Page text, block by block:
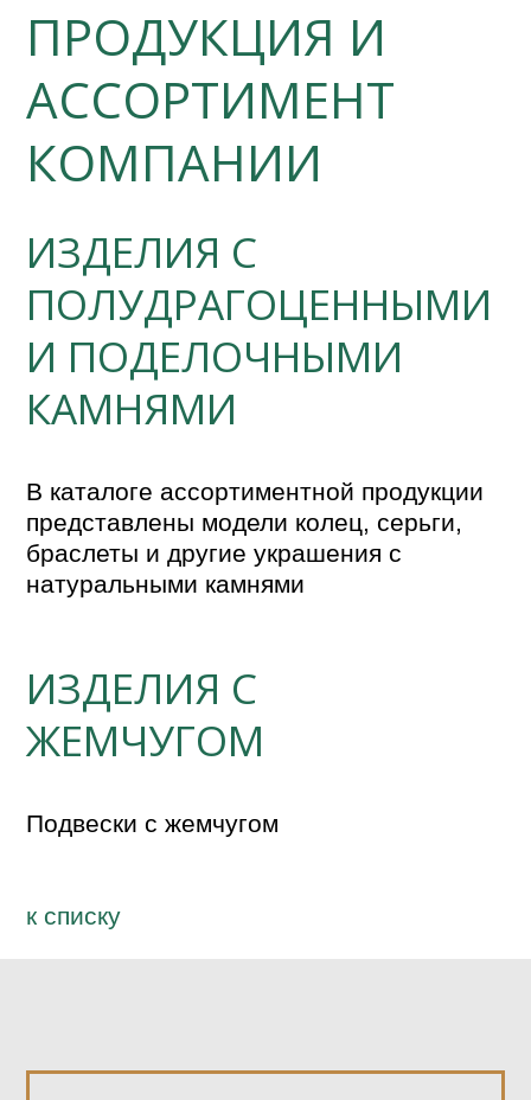
ПРОДУКЦИЯ И
АССОРТИМЕНТ
КОМПАНИИ
ИЗДЕЛИЯ С
ПОЛУДРАГОЦЕННЫМИ
И ПОДЕЛОЧНЫМИ
КАМНЯМИ
В каталоге ассортиментной продукции
представлены модели колец, серьги,
браслеты и другие украшения с
натуральными камнями
ИЗДЕЛИЯ С
ЖЕМЧУГОМ
Подвески с жемчугом
к спиcку